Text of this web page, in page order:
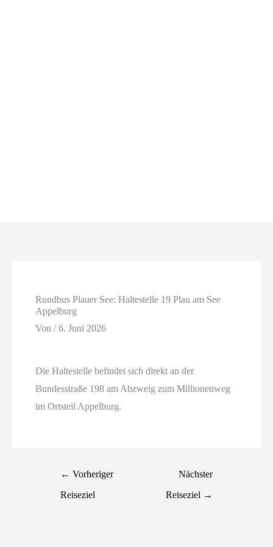
Rundbus Plauer See: Haltestelle 19 Plau am See
Appelburg
Von/6. Juni 2026
Die Haltestelle befindet sich direkt an der
Bundesstraße 198 am Abzweig zum Millionenweg
im Ortsteil Appelburg.
← Vorheriger
Reiseziel
Nächster
Reiseziel →